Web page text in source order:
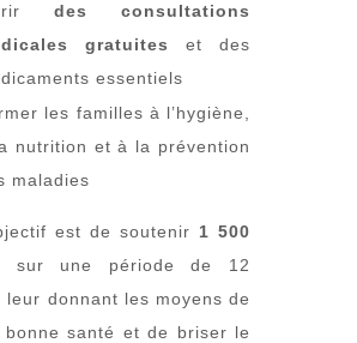
des consultations
gratuites
et des
essentiels
les familles à l’hygiène,
nutrition et à la prévention
maladies
est de soutenir 1 500
sur une période de 12
leur donnant les moyens de
bonne santé et de briser le